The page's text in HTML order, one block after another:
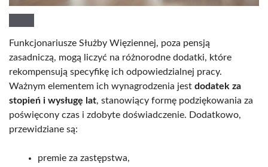
Funkcjonariusze Służby Więziennej, poza pensją
zasadniczą, mogą liczyć na różnorodne dodatki, które
rekompensują specyfikę ich odpowiedzialnej pracy.
Ważnym elementem ich wynagrodzenia jest dodatek za
stopień i wysługę lat, stanowiący formę podziękowania za
poświęcony czas i zdobyte doświadczenie. Dodatkowo,
przewidziane są:
premie za zastępstwa,